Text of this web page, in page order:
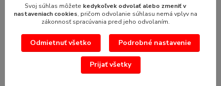
Hrniec 45cm, 42,5 lt
Hrniec priemer 45cm, 42,5 ltobjem : 42,5
litrapriemer: 45 cmpokrievka nie je šta...
Svoj súhlas môžete kedykoľvek odvolať alebo zmeniť v
nastaveniach cookies, pričom odvolanie súhlasu nemá vplyv na
zákonnosť spracúvania pred jeho odvolaním.
Odmietnuť všetko Podrobné nastavenie
Prijať všetky